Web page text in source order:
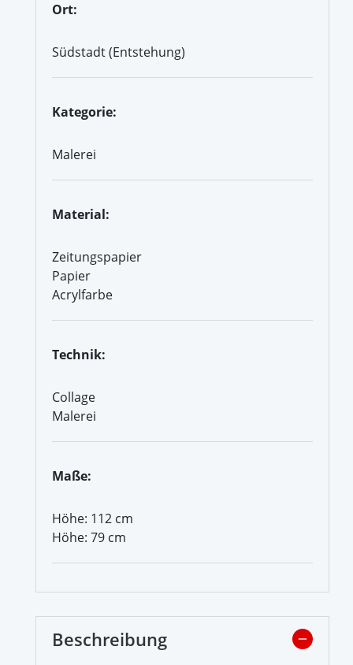
Ort:
Südstadt (Entstehung)
Kategorie:
Malerei
Material:
Zeitungspapier
Papier
Acrylfarbe
Technik:
Collage
Malerei
Maße:
Höhe: 112 cm
Höhe: 79 cm
Beschreibung